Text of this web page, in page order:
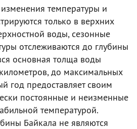
температуры и
только в верхних
воды, сезонные
отслеживаются до глубины
основная толща воды
до максимальных
год предоставляет своим
постоянные и неизменные
температурой.
Байкала не являются